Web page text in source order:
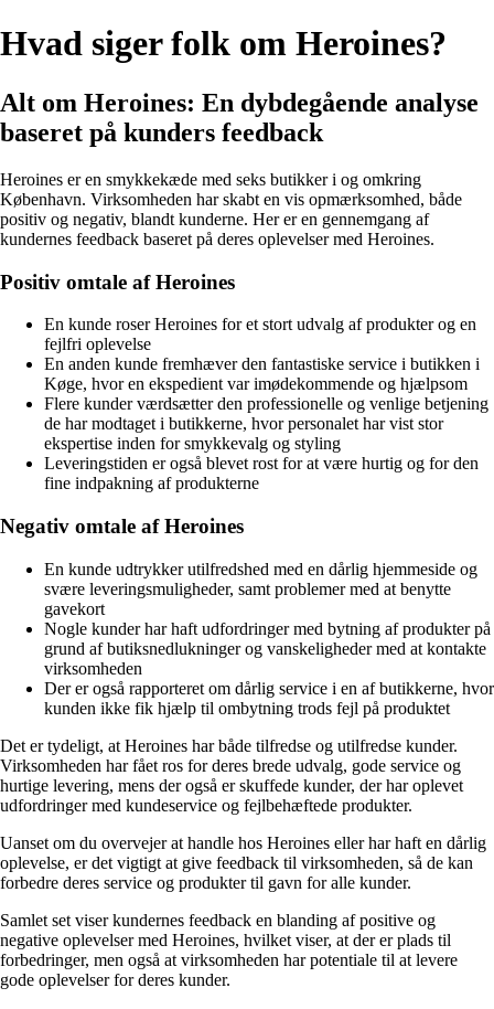
Hvad siger folk om Heroines?
Alt om Heroines: En dybdegående analyse
baseret på kunders feedback
Heroines er en smykkekæde med seks butikker i og omkring
København. Virksomheden har skabt en vis opmærksomhed, både
positiv og negativ, blandt kunderne. Her er en gennemgang af
kundernes feedback baseret på deres oplevelser med Heroines.
Positiv omtale af Heroines
En kunde roser Heroines for et stort udvalg af produkter og en
fejlfri oplevelse
En anden kunde fremhæver den fantastiske service i butikken i
Køge, hvor en ekspedient var imødekommende og hjælpsom
Flere kunder værdsætter den professionelle og venlige betjening
de har modtaget i butikkerne, hvor personalet har vist stor
ekspertise inden for smykkevalg og styling
Leveringstiden er også blevet rost for at være hurtig og for den
fine indpakning af produkterne
Negativ omtale af Heroines
En kunde udtrykker utilfredshed med en dårlig hjemmeside og
svære leveringsmuligheder, samt problemer med at benytte
gavekort
Nogle kunder har haft udfordringer med bytning af produkter på
grund af butiksnedlukninger og vanskeligheder med at kontakte
virksomheden
Der er også rapporteret om dårlig service i en af butikkerne, hvor
kunden ikke fik hjælp til ombytning trods fejl på produktet
Det er tydeligt, at Heroines har både tilfredse og utilfredse kunder.
Virksomheden har fået ros for deres brede udvalg, gode service og
hurtige levering, mens der også er skuffede kunder, der har oplevet
udfordringer med kundeservice og fejlbehæftede produkter.
Uanset om du overvejer at handle hos Heroines eller har haft en dårlig
oplevelse, er det vigtigt at give feedback til virksomheden, så de kan
forbedre deres service og produkter til gavn for alle kunder.
Samlet set viser kundernes feedback en blanding af positive og
negative oplevelser med Heroines, hvilket viser, at der er plads til
forbedringer, men også at virksomheden har potentiale til at levere
gode oplevelser for deres kunder.